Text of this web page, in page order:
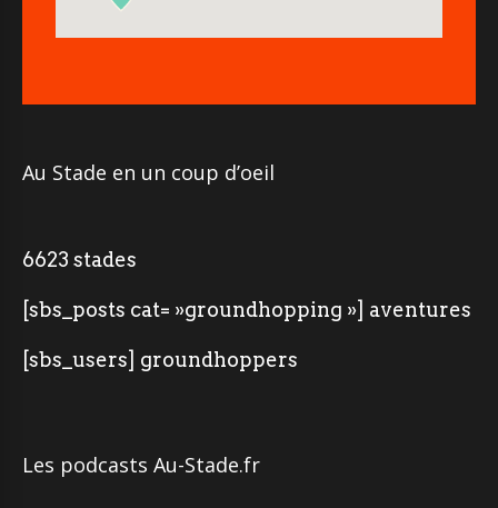
Au Stade en un coup d’oeil
6623 stades
[sbs_posts cat= »groundhopping »] aventures
[sbs_users] groundhoppers
Les podcasts Au-Stade.fr